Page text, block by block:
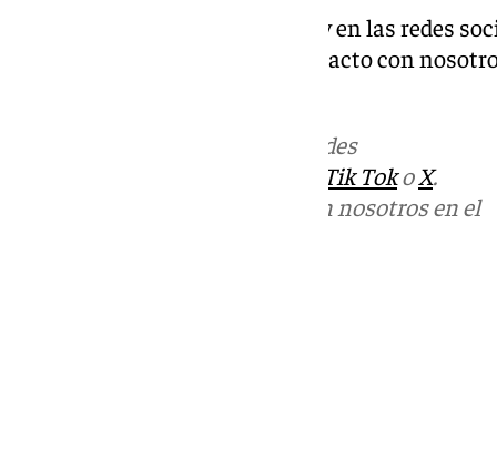
Descubre más noticias de 101Tv en las redes
Tok o X. Puedes ponerte en contacto con
en las redes
Tik TokoX.
Puedes ponerte en contacto con nosotros en el